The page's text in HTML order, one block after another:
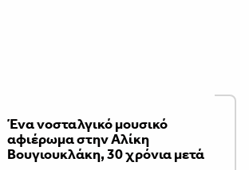
Ένα νοσταλγικό μουσικό
αφιέρωμα στην Αλίκη
Βουγιουκλάκη, 30 χρόνια μετά